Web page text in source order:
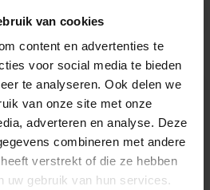
van cookies
content en advertenties te
voor social media te bieden
te analyseren. Ook delen we
van onze site met onze
adverteren en analyse. Deze
combineren met andere
verstrekt of die ze hebben
uw gebruik van hun services.
Visibility kledij bij Dassy